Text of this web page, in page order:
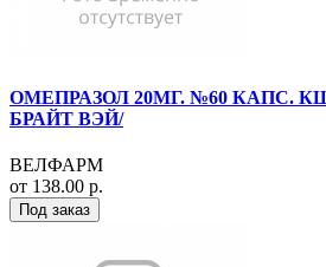
ОМЕПРАЗОЛ 20МГ. №60 КАПС.
БРАЙТ ВЭЙ/
ВЕЛФАРМ
от 138.00 р.
Под заказ